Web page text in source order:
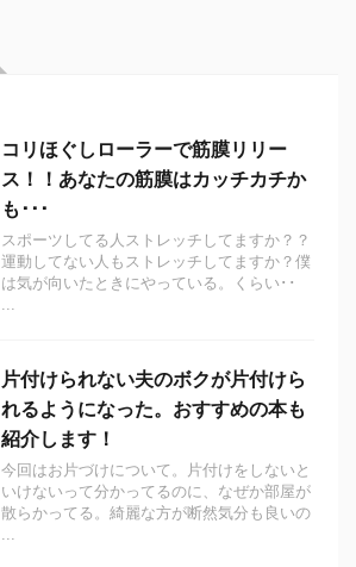
コリほぐしローラーで筋膜リリー
ス！！あなたの筋膜はカッチカチか
も･･･
スポーツしてる人ストレッチしてますか？？
運動してない人もストレッチしてますか？僕
は気が向いたときにやっている。くらい･･
...
片付けられない夫のボクが片付けら
れるようになった。おすすめの本も
紹介します！
今回はお片づけについて。片付けをしないと
いけないって分かってるのに、なぜか部屋が
散らかってる。綺麗な方が断然気分も良いの
...